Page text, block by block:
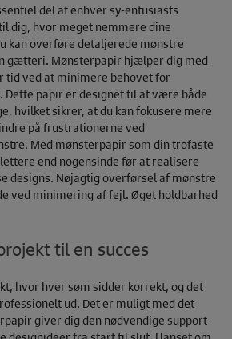
del af enhver sy-entusiasts
dig, hvor meget nemmere dine
kan overføre detaljerede mønstre
gætteri. Mønsterpapir hjælper dig med
tid ved at minimere behovet for
Dette papir er designet til at være både
hvilket sikrer, at du kan fokusere mere
på frustrationerne ved
Med mønsterpapir som din trofaste
end nogensinde før at realisere
designs. Nøjagtig overførsel af mønstre
ved minimering af fejl. Øget holdbarhed
til en succes
hvor hver søm sidder korrekt, og det
ud. Det er muligt med det
giver dig den nødvendige support